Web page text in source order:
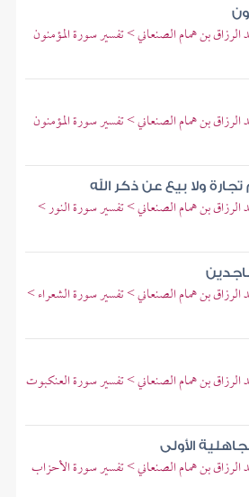
الرزاق بن همام الصنعاني > تفسير سورة المؤمنون
الرزاق بن همام الصنعاني > تفسير سورة المؤمنون
ولا بيع عن ذكر الله
الرزاق بن همام الصنعاني > تفسير سورة النور >
الرزاق بن همام الصنعاني > تفسير سورة الشعراء >
الرزاق بن همام الصنعاني > تفسير سورة العنكبوت
الأولى
الرزاق بن همام الصنعاني > تفسير سورة الأحزاب